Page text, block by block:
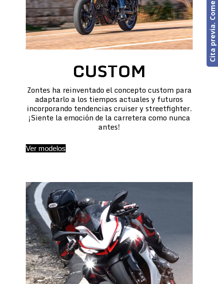
CUSTOM
Zontes ha reinventado el concepto custom para
adaptarlo a los tiempos actuales y futuros
incorporando tendencias cruiser y streetfighter.
¡Siente la emoción de la carretera como nunca
antes!
Ver modelos